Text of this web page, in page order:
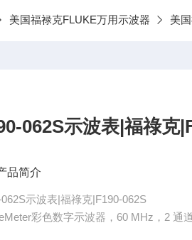
美国福禄克FLUKE万用示波器 美
062S示波表|福祿克
品简介
示波表|福祿克|F190-062S
彩色数字示波器，60 MHz，2 通